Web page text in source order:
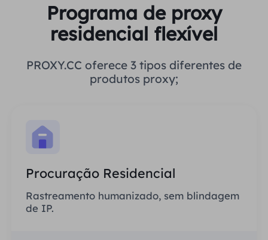
Programa de proxy
residencial flexível
PROXY.CC oferece 3 tipos diferentes de
produtos proxy;
Procuração Residencial
Rastreamento humanizado, sem blindagem
de IP.